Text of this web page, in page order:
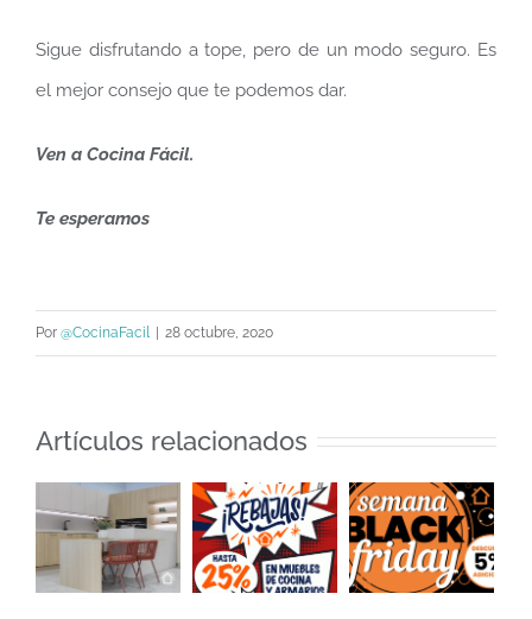
Sigue disfrutando a tope, pero de un modo seguro. Es
el mejor consejo que te podemos dar.
Ven a Cocina Fácil.
Te esperamos
Por @CocinaFacil | 28 octubre, 2020
Artículos relacionados